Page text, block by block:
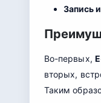
Запись
Во-первых,
вторых,
Таким